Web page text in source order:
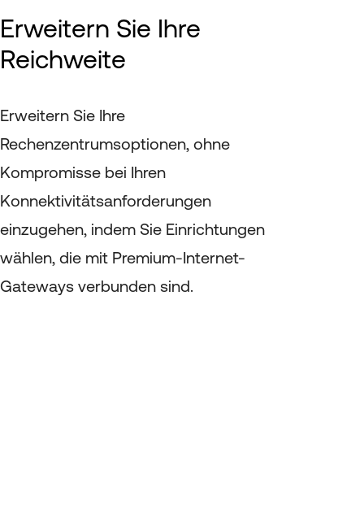
Erweitern Sie Ihre
Reichweite
Erweitern Sie Ihre
Rechenzentrumsoptionen, ohne
Kompromisse bei Ihren
Konnektivitätsanforderungen
einzugehen, indem Sie Einrichtungen
wählen, die mit Premium-Internet-
Gateways verbunden sind.